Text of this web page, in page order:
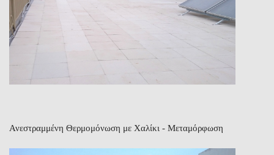
Ανεστραμμένη Θερμομόνωση με Χαλίκι - Μεταμόρφωση